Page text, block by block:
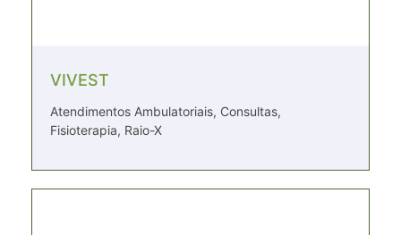
VIVEST
Atendimentos Ambulatoriais, Consultas,
Fisioterapia, Raio-X